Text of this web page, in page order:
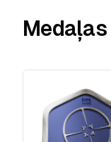
Medaļas